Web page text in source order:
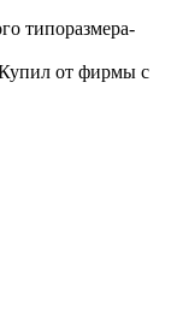
типоразмера-
от фирмы с